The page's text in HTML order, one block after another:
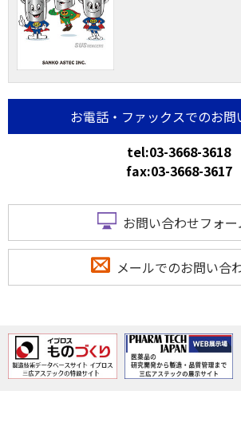
お電話・ファックスでのお問
tel:03-3668-3618
fax:03-3668-3617
お問い合わせフォー
メールでのお問い合